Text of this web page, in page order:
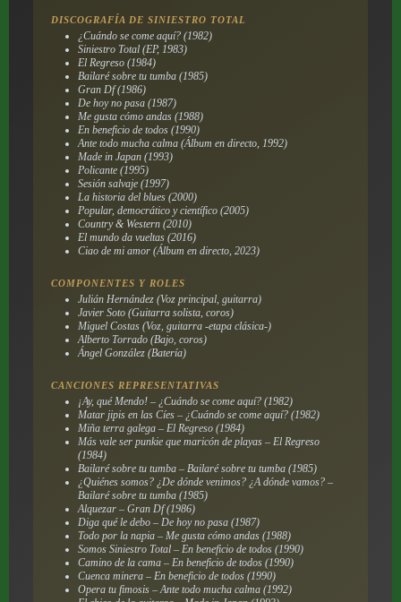
DISCOGRAFÍA DE SINIESTRO TOTAL
¿Cuándo se come aquí? (1982)
Siniestro Total (EP, 1983)
El Regreso (1984)
Bailaré sobre tu tumba (1985)
Gran Df (1986)
De hoy no pasa (1987)
Me gusta cómo andas (1988)
En beneficio de todos (1990)
Ante todo mucha calma (Álbum en directo, 1992)
Made in Japan (1993)
Policante (1995)
Sesión salvaje (1997)
La historia del blues (2000)
Popular, democrático y científico (2005)
Country & Western (2010)
El mundo da vueltas (2016)
Ciao de mi amor (Álbum en directo, 2023)
COMPONENTES Y ROLES
Julián Hernández (Voz principal, guitarra)
Javier Soto (Guitarra solista, coros)
Miguel Costas (Voz, guitarra -etapa clásica-)
Alberto Torrado (Bajo, coros)
Ángel González (Batería)
CANCIONES REPRESENTATIVAS
¡Ay, qué Mendo! – ¿Cuándo se come aquí? (1982)
Matar jipis en las Cíes – ¿Cuándo se come aquí? (1982)
Miña terra galega – El Regreso (1984)
Más vale ser punkie que maricón de playas – El Regreso
(1984)
Bailaré sobre tu tumba – Bailaré sobre tu tumba (1985)
¿Quiénes somos? ¿De dónde venimos? ¿A dónde vamos? –
Bailaré sobre tu tumba (1985)
Alquezar – Gran Df (1986)
Diga qué le debo – De hoy no pasa (1987)
Todo por la napia – Me gusta cómo andas (1988)
Somos Siniestro Total – En beneficio de todos (1990)
Camino de la cama – En beneficio de todos (1990)
Cuenca minera – En beneficio de todos (1990)
Opera tu fimosis – Ante todo mucha calma (1992)